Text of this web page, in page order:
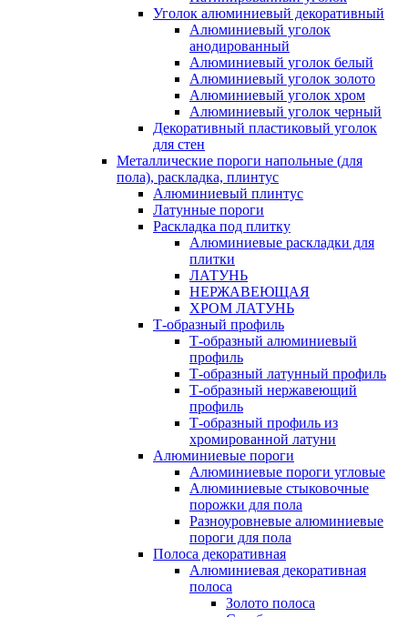
Уголок алюминиевый декоративный
Алюминиевый уголок
анодированный
Алюминиевый уголок белый
Алюминиевый уголок золото
Алюминиевый уголок хром
Алюминиевый уголок черный
Декоративный пластиковый уголок
для стен
Металлические пороги напольные (для
пола), раскладка, плинтус
Алюминиевый плинтус
Латунные пороги
Раскладка под плитку
Алюминиевые раскладки для
плитки
ЛАТУНЬ
НЕРЖАВЕЮЩАЯ
ХРОМ ЛАТУНЬ
Т-образный профиль
Т-образный алюминиевый
профиль
Т-образный латунный профиль
Т-образный нержавеющий
профиль
Т-образный профиль из
хромированной латуни
Алюминиевые пороги
Алюминиевые пороги угловые
Алюминиевые стыковочные
порожки для пола
Разноуровневые алюминиевые
пороги для пола
Полоса декоративная
Алюминиевая декоративная
полоса
Золото полоса